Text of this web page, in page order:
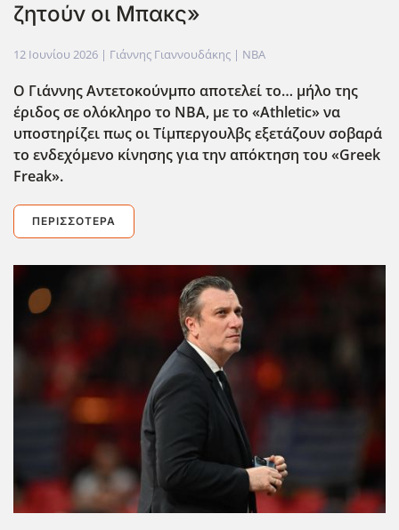
ζητούν οι Μπακς»
12 Ιουνίου 2026 | Γιάννης Γιαννουδάκης | NBA
Ο Γιάννης Αντετοκούνμπο αποτελεί το… μήλο της
έριδος σε ολόκληρο το ΝΒΑ, με το «Athletic» να
υποστηρίζει πως οι Τίμπεργουλβς εξετάζουν σοβαρά
το ενδεχόμενο κίνησης για την απόκτηση του «Greek
Freak».
ΠΕΡΙΣΣΌΤΕΡΑ